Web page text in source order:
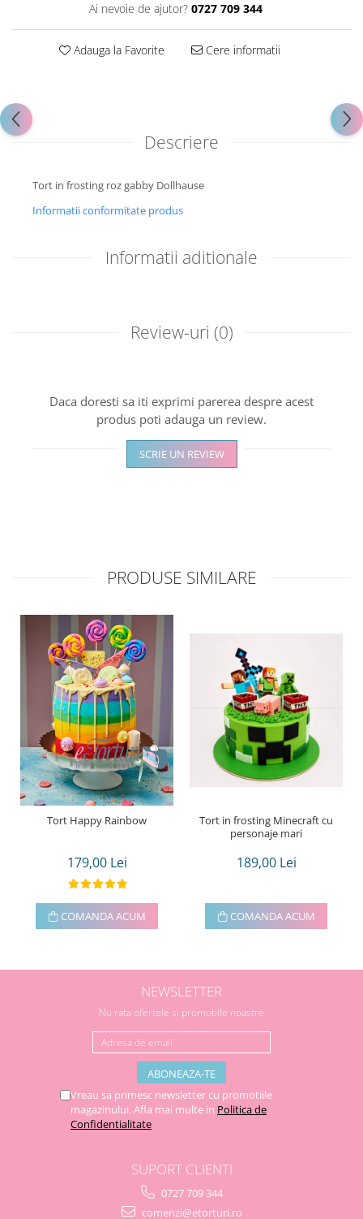
Ai nevoie de ajutor? 0727 709 344
Adauga la Favorite Cere informatii
Descriere
Tort in frosting roz gabby Dollhause
Informatii conformitate produs
Informatii aditionale
Review-uri (0)
Daca doresti sa iti exprimi parerea despre acest
produs poti adauga un review.
SCRIE UN REVIEW
PRODUSE SIMILARE
Tort Happy Rainbow
179,00 Lei
COMANDA ACUM
Tort in frosting Minecraft cu
personaje mari
189,00 Lei
COMANDA ACUM
NEWSLETTER
Nu rata ofertele si promotiile noastre
Vreau sa primesc newsletter cu promotiile
magazinului. Afla mai multe in Politica de
Confidentialitate
SUPORT CLIENTI
0727 709 344
comenzi@etorturi.ro